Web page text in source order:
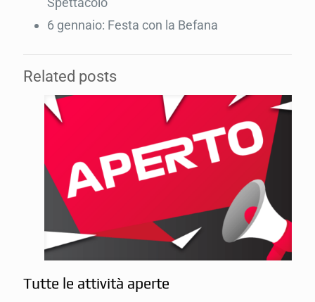
6 gennaio: Festa con la Befana
Related posts
Tutte le attività aperte